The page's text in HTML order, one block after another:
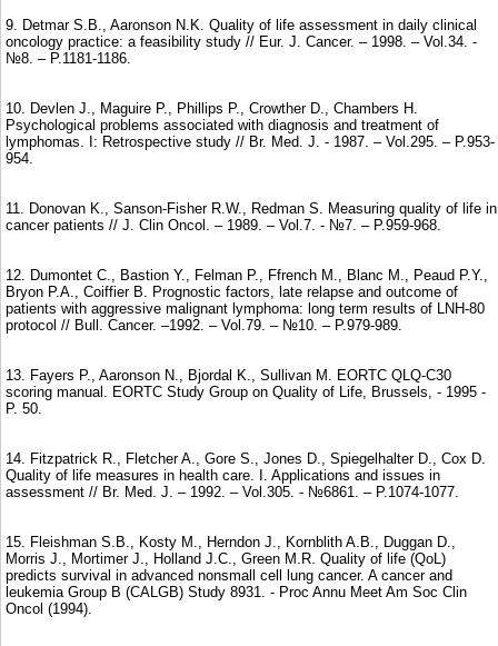
9. Detmar S.B., Aaronson N.K. Quality of life assessment in daily clinical
oncology practice: a feasibility study // Eur. J. Cancer. – 1998. – Vol.34. -
№8. – P.1181-1186.
10. Devlen J., Maguire P., Phillips P., Crowther D., Chambers H.
Psychological problems associated with diagnosis and treatment of
lymphomas. I: Retrospective study // Br. Med. J. - 1987. – Vol.295. – P.953-
954.
11. Donovan K., Sanson-Fisher R.W., Redman S. Measuring quality of life in
cancer patients // J. Clin Oncol. – 1989. – Vol.7. - №7. – P.959-968.
12. Dumontet C., Bastion Y., Felman P., Ffrench M., Blanc M., Peaud P.Y.,
Bryon P.A., Coiffier B. Prognostic factors, late relapse and outcome of
patients with aggressive malignant lymphoma: long term results of LNH-80
protocol // Bull. Cancer. –1992. – Vol.79. – №10. – P.979-989.
13. Fayers P., Aaronson N., Bjordal K., Sullivan M. EORTC QLQ-C30
scoring manual. EORTC Study Group on Quality of Life, Brussels, - 1995 -
P. 50.
14. Fitzpatrick R., Fletcher A., Gore S., Jones D., Spiegelhalter D., Cox D.
Quality of life measures in health care. I. Applications and issues in
assessment // Br. Med. J. – 1992. – Vol.305. - №6861. – P.1074-1077.
15. Fleishman S.B., Kosty M., Herndon J., Kornblith A.B., Duggan D.,
Morris J., Mortimer J., Holland J.C., Green M.R. Quality of life (QoL)
predicts survival in advanced nonsmall cell lung cancer. A cancer and
leukemia Group B (CALGB) Study 8931. - Proc Annu Meet Am Soc Clin
Oncol (1994).